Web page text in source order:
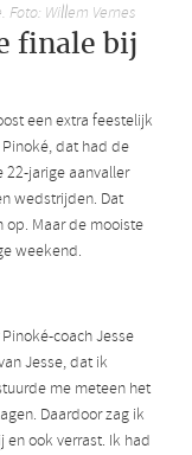
Foto: Willem Vernes
finale bij
een extra feestelijk
dat had de
jarige aanvaller
wedstrijden. Dat
op. Maar de mooiste
weekend.
coach Jesse
Jesse, dat ik
me meteen het
Daardoor zag ik
ook verrast. Ik had